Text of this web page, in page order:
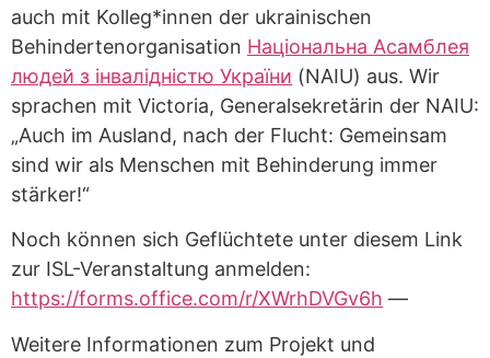
auch mit Kolleg*innen der ukrainischen
Behindertenorganisation Національна Асамблея
людей з інвалідністю України (NAIU) aus. Wir
sprachen mit Victoria, Generalsekretärin der NAIU:
„Auch im Ausland, nach der Flucht: Gemeinsam
sind wir als Menschen mit Behinderung immer
stärker!“
Noch können sich Geflüchtete unter diesem Link
zur ISL-Veranstaltung anmelden:
https://forms.office.com/r/XWrhDVGv6h —
Weitere Informationen zum Projekt und